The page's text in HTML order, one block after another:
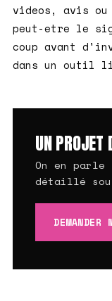
videos, avis
peut-etre le
coup avant
dans un outil
UN PROJET
On en parle
détaillé